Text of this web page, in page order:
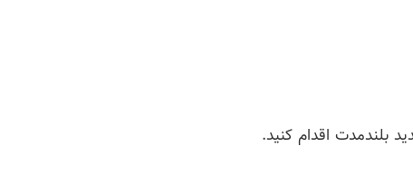
بلندمدت اقدام کنید.